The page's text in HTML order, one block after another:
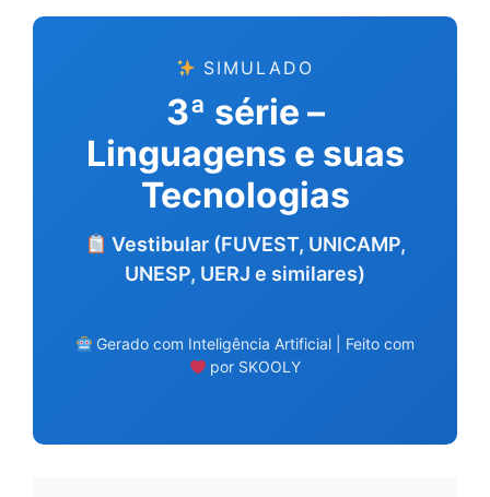
SIMULADO
3ª série –
Linguagens e suas
Tecnologias
Vestibular (FUVEST, UNICAMP,
UNESP, UERJ e similares)
Gerado com Inteligência Artificial | Feito com
por SKOOLY